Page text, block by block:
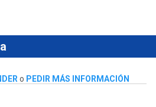
o PEDIR MÁS INFORMACIÓN